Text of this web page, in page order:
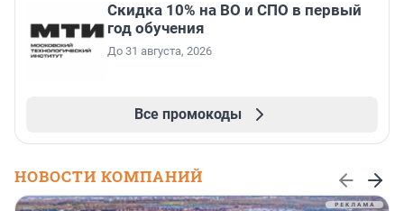
Скидка 10% на ВО и СПО в первый
год обучения
До 31 августа, 2026
Все промокоды
НОВОСТИ КОМПАНИЙ